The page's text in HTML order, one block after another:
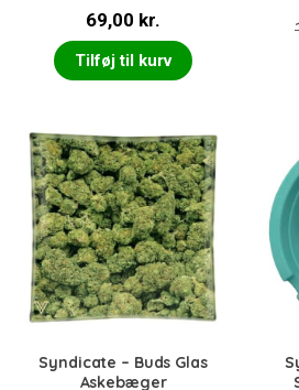
69,00 kr.
Tilføj til kurv
Syndicate – Buds Glas
Askebæger